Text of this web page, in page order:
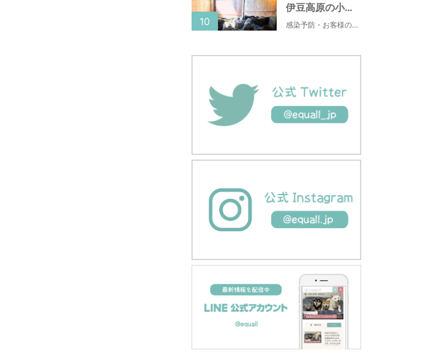
伊豆高原の小さな隠れペット宿 ブランニューデイ（ｂｒａｎｄ-ｎｅｗ ｄａｙ）
感染予防・お客様の安心・安全を考え 、１日のご予約数を２〜３部屋に削減して受付けております
10